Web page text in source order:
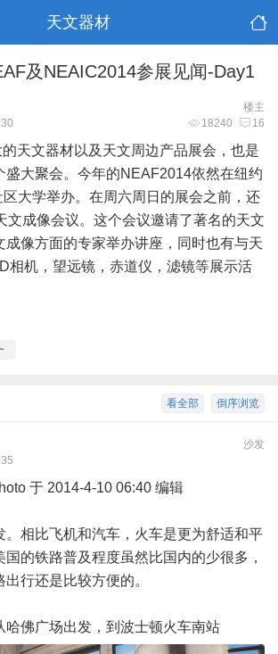
天文器材
及NEAIC2014参展见闻-Day1
楼主
18240 16
天文器材以及天文周边产品展会，也是
盛大聚会。今年的NEAF2014依然在纽约
大学举办。在周六周日的展会之前，还
文成像会议。这个会议邀请了著名的天文
成像方面的专家举办讲座，同时也有与天
相机，望远镜，赤道仪，滤镜等展示活
倒序浏览
看全部
沙发
于 2014-4-10 06:40 编辑
。相比飞机和汽车，火车是更为舒适和平
的铁路普及程度虽然比国内的少很多，
行还是比较方便的。
哈佛广场出发，到波士顿火车南站